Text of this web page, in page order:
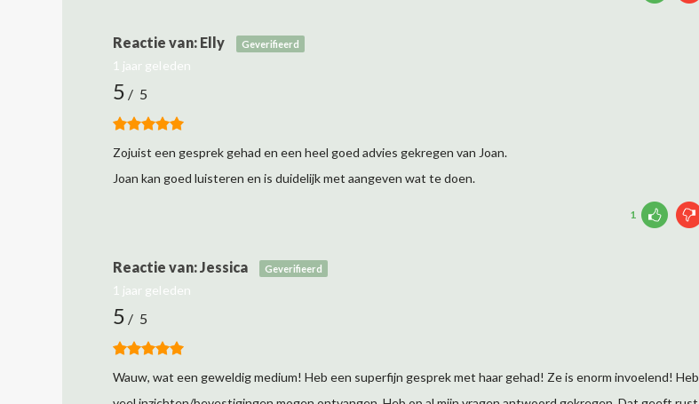
Elly Geverifieerd
1 jaar geleden
5 / 5
Zojuist een gesprek gehad en een heel goed advies gekregen van Joan.
Joan kan goed luisteren en is duidelijk met aangeven wat te doen.
1
Jessica Geverifieerd
1 jaar geleden
5 / 5
Wauw, wat een geweldig medium! Heb een superfijn gesprek met haar gehad! Ze is enorm invoelend! Heb